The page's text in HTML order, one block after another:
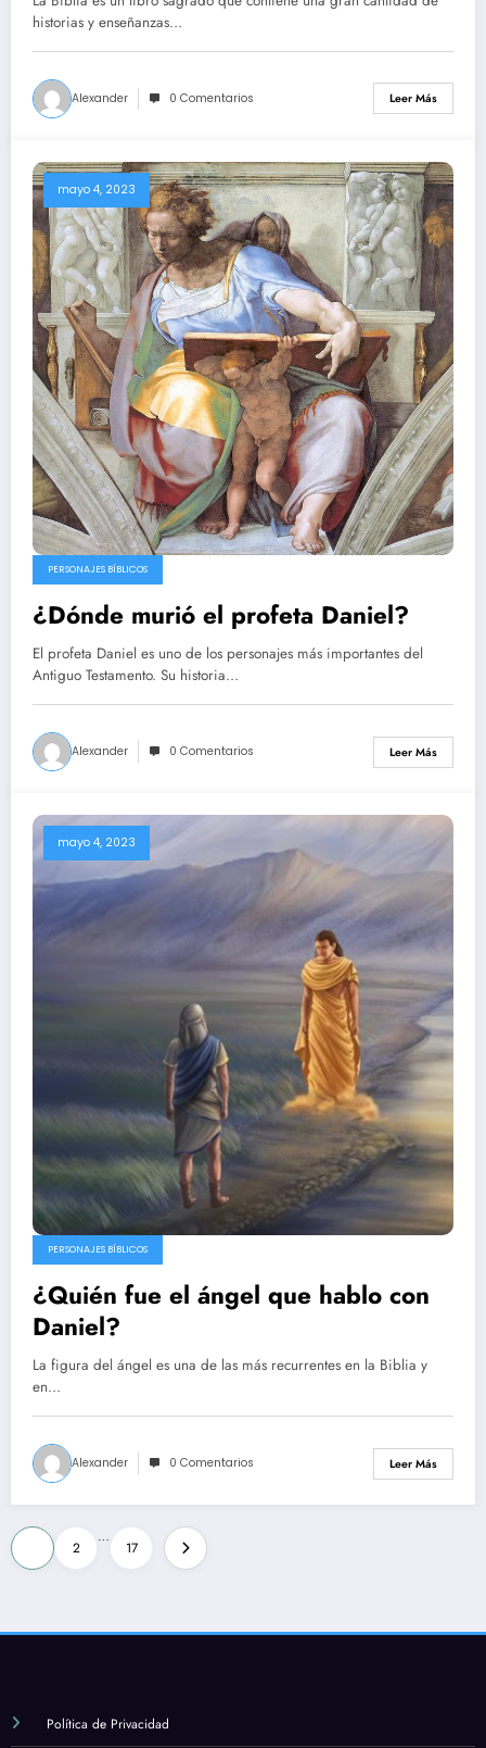
historias y enseñanzas…
Alexander 0 Comentarios Leer Más
mayo 4, 2023
PERSONAJES BÍBLICOS
¿Dónde murió el profeta Daniel?
El profeta Daniel es uno de los personajes más importantes del
Antiguo Testamento. Su historia…
Alexander 0 Comentarios Leer Más
mayo 4, 2023
PERSONAJES BÍBLICOS
¿Quién fue el ángel que hablo con
Daniel?
La figura del ángel es una de las más recurrentes en la Biblia y
en…
Alexander 0 Comentarios Leer Más
Paginación
de
2
…
17
Política de Privacidad